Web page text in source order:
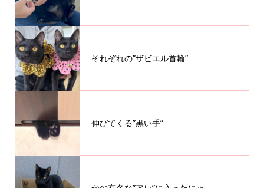
それぞれの”ザビエル首輪”
伸びてくる”黒い手”